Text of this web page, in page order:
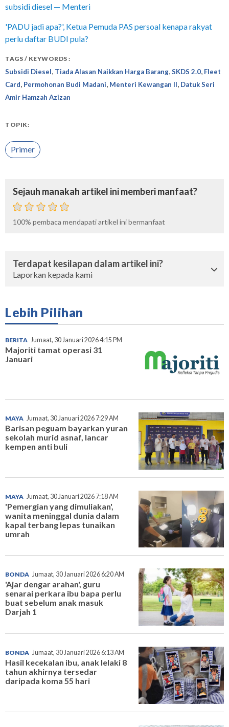
subsidi diesel — Menteri
'PADU jadi apa?', Ketua Pemuda PAS persoal kenapa rakyat
perlu daftar BUDI pula?
TAGS / KEYWORDS :
Subsidi Diesel, Tiada Alasan Naikkan Harga Barang,SKDS 2.0, Fleet
Card, Permohonan Budi Madani, Menteri Kewangan II, Datuk Seri
Amir Hamzah Azizan
TOPIK:
Primer
Sejauh manakah artikel ini memberi manfaat?
100% pembaca mendapati artikel ini bermanfaat
Terdapat kesilapan dalam artikel ini?
Laporkan kepada kami
Lebih Pilihan
BERITA Jumaat, 30 Januari 2026 4:15 PM
Majoriti tamat operasi 31
Januari
MAYA Jumaat, 30 Januari 2026 7:29 AM
Barisan peguam bayarkan yuran
sekolah murid asnaf, lancar
kempen anti buli
MAYA Jumaat, 30 Januari 2026 7:18 AM
'Pemergian yang dimuliakan',
wanita meninggal dunia dalam
kapal terbang lepas tunaikan
umrah
BONDA Jumaat, 30 Januari 2026 6:20 AM
'Ajar dengar arahan', guru
senarai perkara ibu bapa perlu
buat sebelum anak masuk
Darjah 1
BONDA Jumaat, 30 Januari 2026 6:13 AM
Hasil kecekalan ibu, anak lelaki 8
tahun akhirnya tersedar
daripada koma 55 hari